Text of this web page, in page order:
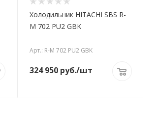
Холодильник HITACHI SBS R-
M 702 PU2 GBK
Арт.: R-M 702 PU2 GBK
324 950 руб./шт